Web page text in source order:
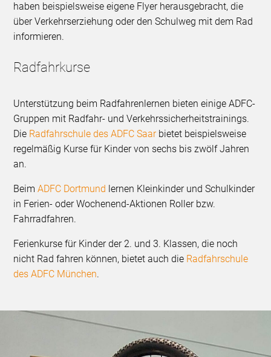
haben beispielsweise eigene Flyer herausgebracht, die
über Verkehrserziehung oder den Schulweg mit dem Rad
informieren.
Radfahrkurse
Unterstützung beim Radfahrenlernen bieten einige ADFC-
Gruppen mit Radfahr- und Verkehrssicherheitstrainings.
Die Radfahrschule des ADFC Saarbietet beispielsweise
regelmäßig Kurse für Kinder von sechs bis zwölf Jahren
an.
BeimADFC Dortmund lernen Kleinkinder und Schulkinder
in Ferien- oder Wochenend-Aktionen Roller bzw.
Fahrradfahren.
Ferienkurse für Kinder der 2. und 3. Klassen, die noch
nicht Rad fahren können, bietet auch die Radfahrschule
des ADFC München.